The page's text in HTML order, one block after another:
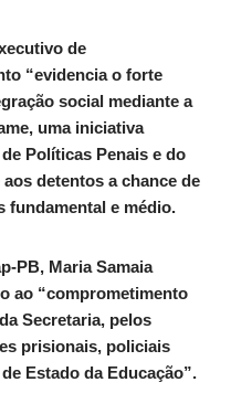
de
“evidencia o forte
social mediante a
uma iniciativa
Políticas Penais e do
detentos a chance de
fundamental e médio.
PB, Maria Samaia
ao “comprometimento
Secretaria, pelos
prisionais, policiais
Estado da Educação”.